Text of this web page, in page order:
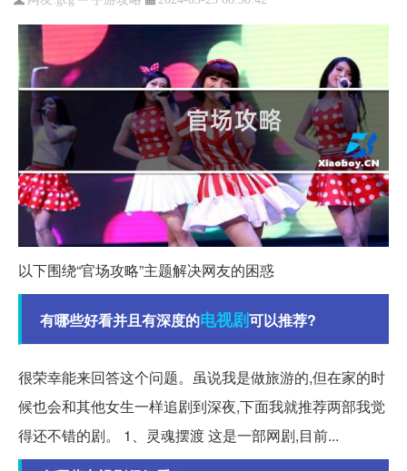
以下围绕“官场攻略”主题解决网友的困惑
有哪些好看并且有深度的电视剧可以推荐?
很荣幸能来回答这个问题。虽说我是做旅游的,但在家的时
候也会和其他女生一样追剧到深夜,下面我就推荐两部我觉
得还不错的剧。 1、灵魂摆渡 这是一部网剧,目前...